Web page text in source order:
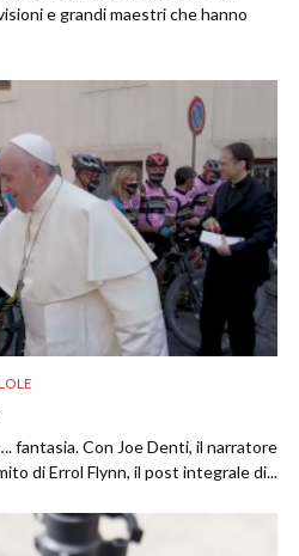
e grandi maestri che hanno
fantasia. Con Joe Denti, il narratore
di Errol Flynn, il post integrale di...